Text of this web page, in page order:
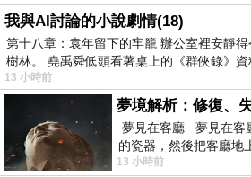
我與AI討論的小說劇情(18)
第十八章：袁年留下的牢籠 辦公室裡安靜
樹林。 堯禹舜低頭看著桌上的《群俠錄》資
13 小時前
夢境解析：修復、
夢見在客廳 夢見在客
的瓷器，然後把客廳地
一頂棒球潮帽，後來發
13 小時前